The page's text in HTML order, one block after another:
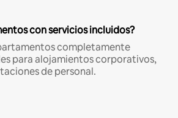
con servicios incluidos?
completamente
para alojamientos corporativos,
de personal.